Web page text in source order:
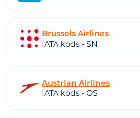
Brussels Airlines
IATA kods - SN
Austrian Airlines
IATA kods - OS